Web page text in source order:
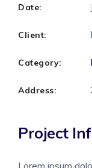
Date:
Client:
Category:
Address:
Project